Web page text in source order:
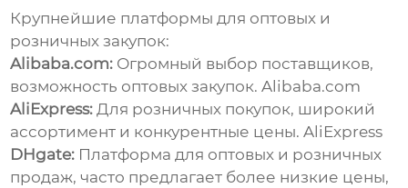
Крупнейшие платформы для оптовых и
розничных закупок:
Alibaba.com: Огромный выбор поставщиков,
возможность оптовых закупок.Alibaba.com
AliExpress: Для розничных покупок, широкий
ассортимент и конкурентные цены.AliExpress
DHgate: Платформа для оптовых и розничных
продаж, часто предлагает более низкие цены,